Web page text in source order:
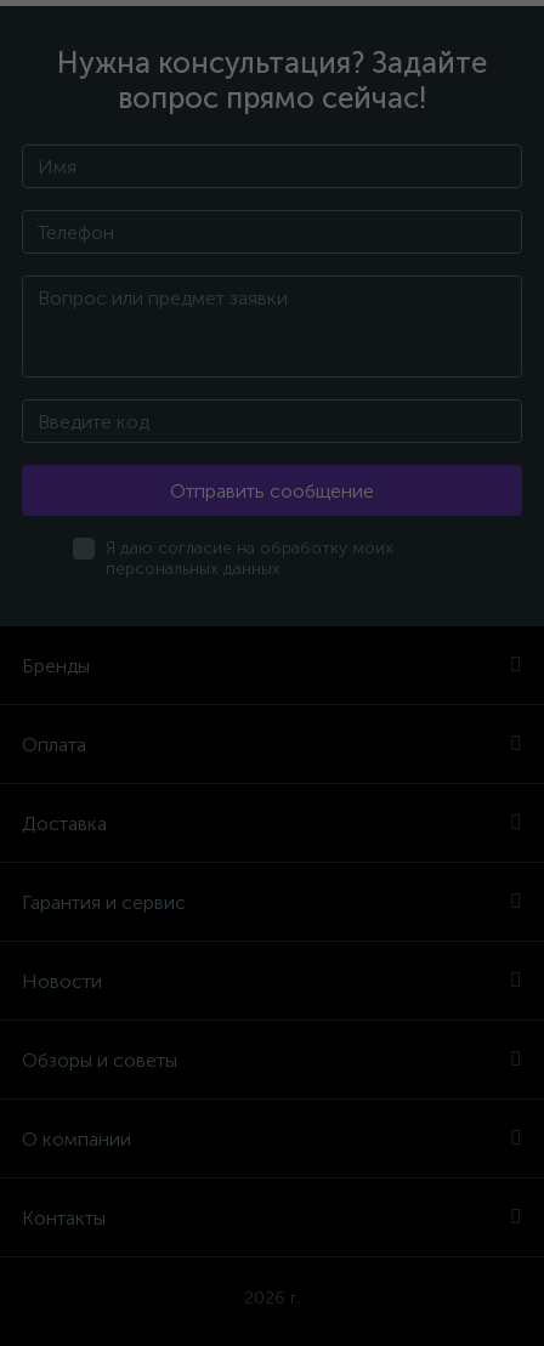
Нужна консультация? Задайте
вопрос прямо сейчас!
Отправить сообщение
Я даю согласие на обработку моих
персональных данных
Бренды
Оплата
Доставка
Гарантия и сервис
Новости
Обзоры и советы
О компании
Контакты
2026 г.